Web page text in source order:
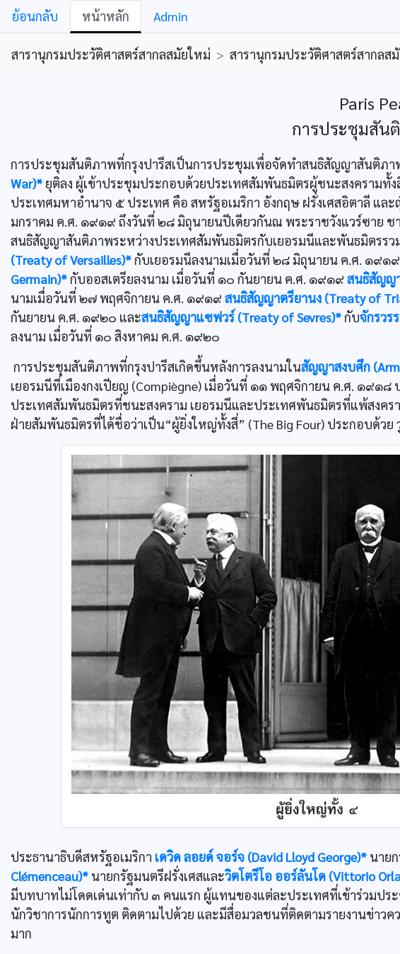
ย้อนกลับ หน้าหลัก Admin
สารานุกรมประวัติศาสตร์สากลสมัยใหม่ > สารานุกรมประวัติศาสตร์สากลส
Paris
การประชุมสั
การประชุมสันติภาพที่กรุงปารีสเป็นการประชุมเพื่อจัดทำสนธิสัญญาสันติภา
War)* ยุติลง ผู้เข้าประชุมประกอบด้วยประเทศสัมพันธมิตรผู้ชนะสงครามทั้
ประเทศมหาอำนาจ ๕ ประเทศ คือ สหรัฐอเมริกา อังกฤษ ฝรั่งเศสอิตาลี แ
มกราคม ค.ศ. ๑๙๑๙ ถึงวันที่ ๒๘ มิถุนายนปีเดียวกันณ พระราชวังแวร์ซาย ช
สนธิสัญญาสันติภาพระหว่างประเทศสัมพันธมิตรกับเยอรมนีและพันธมิตรร
(Treaty of Versailles)*กับเยอรมนีลงนามเมื่อวันที่ ๒๘ มิถุนายน ค.ศ. ๑๙๑๙
Germain)*กับออสเตรียลงนาม เมื่อวันที่ ๑๐ กันยายน ค.ศ. ๑๙๑๙ สนธิสัญญ
นามเมื่อวันที่ ๒๗ พฤศจิกายน ค.ศ. ๑๙๑๙ สนธิสัญญาตรียานง (Treaty of
กันยายน ค.ศ. ๑๙๒๐ และสนธิสัญญาแซฟวร์ (Treaty of Sevres)*กับจักรวร
ลงนาม เมื่อวันที่ ๑๐ สิงหาคม ค.ศ. ๑๙๒๐
การประชุมสันติภาพที่กรุงปารีสเกิดขึ้นหลังการลงนามในสัญญาสงบศึก
เยอรมนีที่เมืองกงเปียญ (Compiègne) เมื่อวันที่ ๑๑ พฤศจิกายน ค.ศ. ๑๙๑
ประเทศสัมพันธมิตรที่ชนะสงคราม เยอรมนีและประเทศพันธมิตรที่แพ้สงค
ฝ่ายสัมพันธมิตรที่ได้ชื่อว่าเป็น“ผู้ยิ่งใหญ่ทั้งสี่” (The Big Four) ประกอบด้วย
ประธานาธิบดีสหรัฐอเมริกา เดวิด ลอยด์ จอร์จ (David Lloyd George)* นาย
Clémenceau)* นายกรัฐมนตรีฝรั่งเศสและวิตโตรีโอ ออร์ลันโด (Vittorio
มีบทบาทไม่โดดเด่นเท่ากับ ๓ คนแรก ผู้แทนของแต่ละประเทศที่เข้าร่วมป
นักวิชาการนักการทูต ติดตามไปด้วย และมีสื่อมวลชนที่ติดตามรายงานข่าว
มาก